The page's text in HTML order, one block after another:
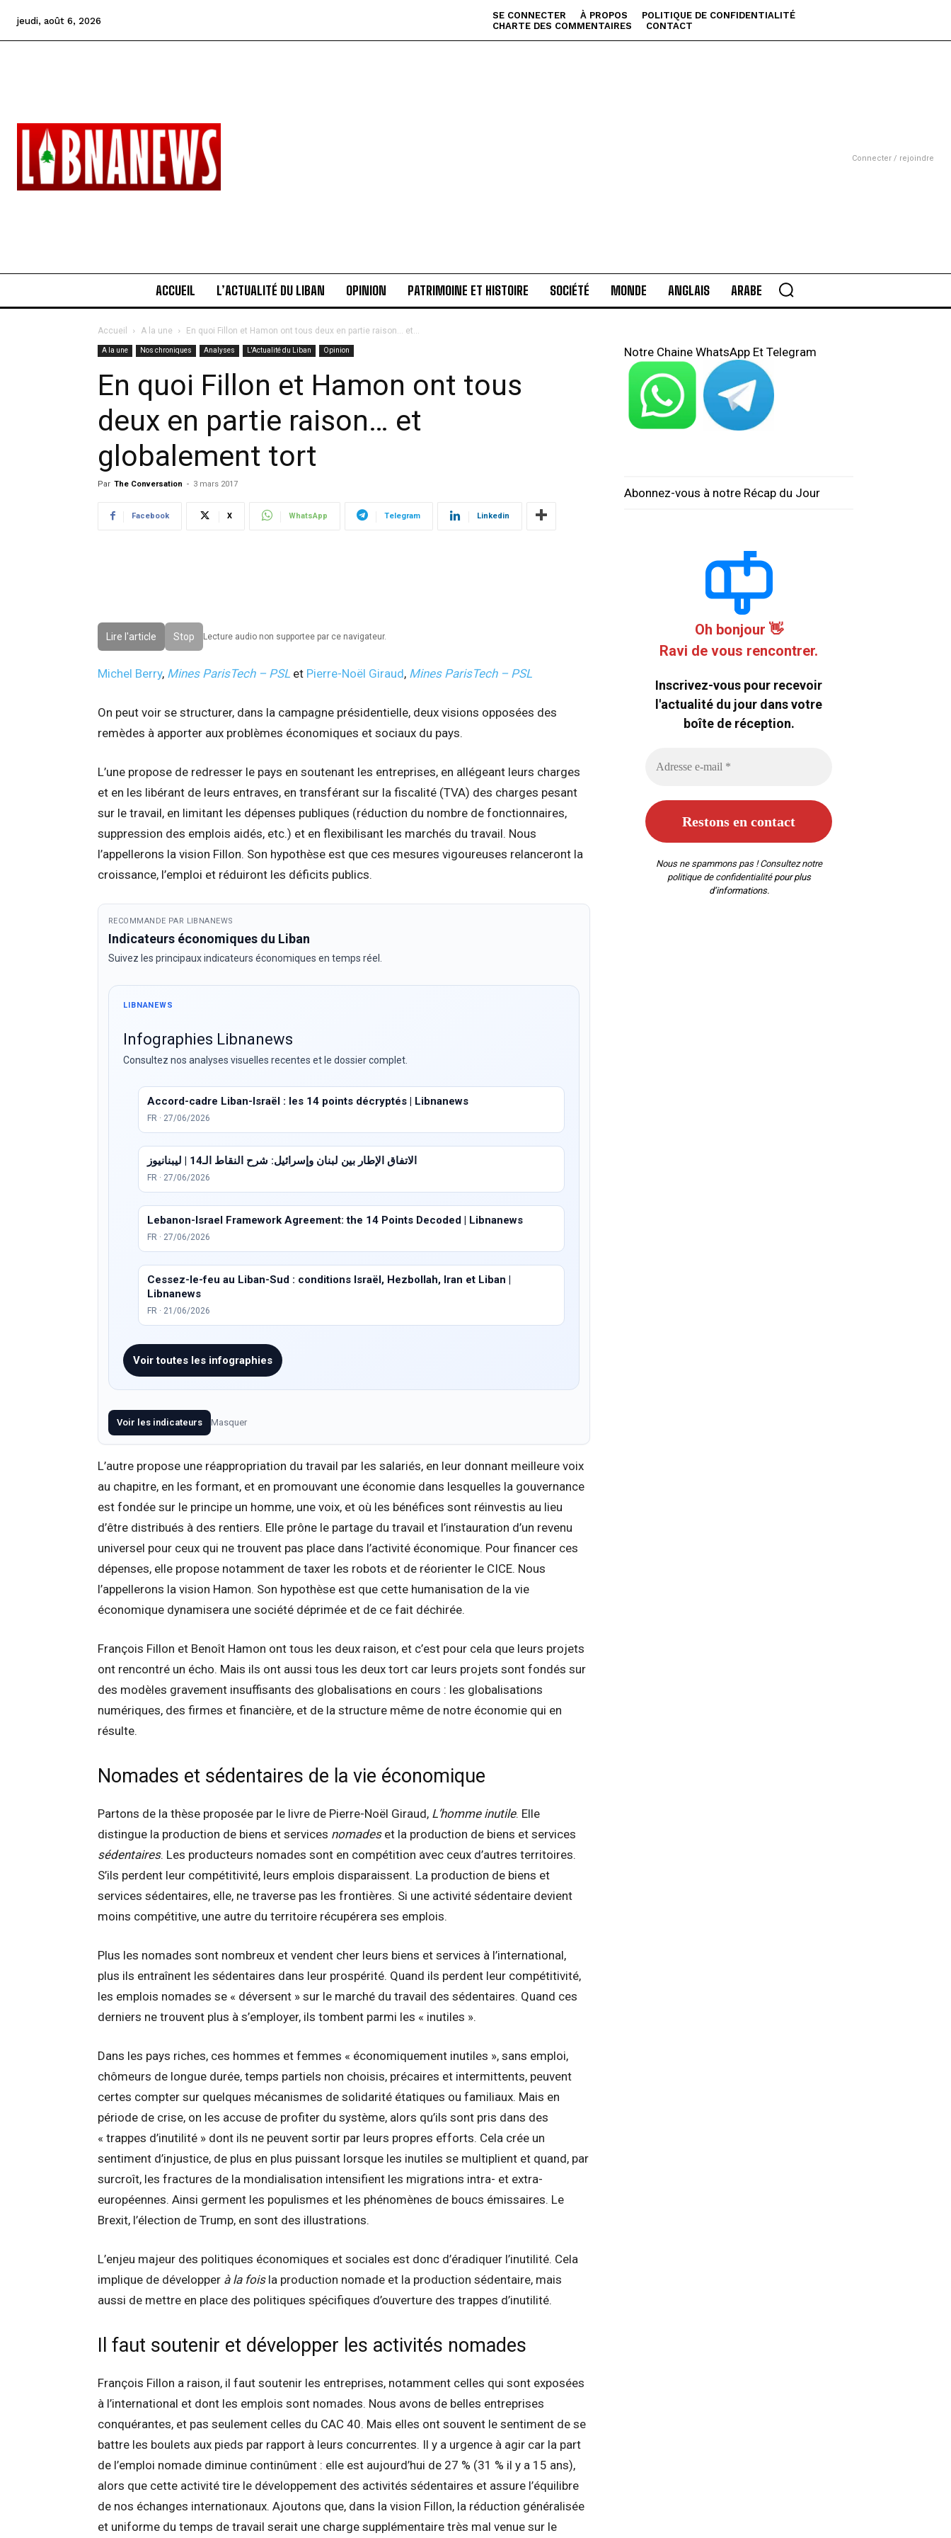
jeudi, août 6, 2026 SE CONNECTER À PROPOS
POLITIQUE DE CONFIDENTIALITÉ
CHARTE DES COMMENTAIRES
CONTACT
Connecter / rejoindre
ACCUEIL L’ACTUALITÉ DU LIBAN OPINION PATRIMOINE ET HISTOIRE SOCIÉTÉ MONDE ANGLAIS ARABE
Accueil A la une En quoi Fillon et Hamon ont tous deux en partie raison… et...
A la une Nos chroniques Analyses L'Actualité du Liban Opinion
En quoi Fillon et Hamon ont tous
deux en partie raison… et
globalement tort
Par The Conversation - 3 mars 2017
Facebook X WhatsApp Telegram Linkedin
Lire l'article Stop Lecture audio non supportee par ce navigateur.
Michel Berry, Mines ParisTech – PSL et Pierre-Noël Giraud, Mines ParisTech – PSL
On peut voir se structurer, dans la campagne présidentielle, deux visions opposées des
remèdes à apporter aux problèmes économiques et sociaux du pays.
L’une propose de redresser le pays en soutenant les entreprises, en allégeant leurs charges
et en les libérant de leurs entraves, en transférant sur la fiscalité (TVA) des charges pesant
sur le travail, en limitant les dépenses publiques (réduction du nombre de fonctionnaires,
suppression des emplois aidés, etc.) et en flexibilisant les marchés du travail. Nous
l’appellerons la vision Fillon. Son hypothèse est que ces mesures vigoureuses relanceront la
croissance, l’emploi et réduiront les déficits publics.
RECOMMANDE PAR LIBNANEWS
Indicateurs économiques du Liban
Suivez les principaux indicateurs économiques en temps réel.
LIBNANEWS
Infographies Libnanews
Consultez nos analyses visuelles recentes et le dossier complet.
Accord-cadre Liban-Israël : les 14 points décryptés | Libnanews
FR · 27/06/2026
الاتفاق الإطار بين لبنان وإسرائيل: شرح النقاط الـ14 | ليبنانيوز
FR · 27/06/2026
Lebanon-Israel Framework Agreement: the 14 Points Decoded | Libnanews
FR · 27/06/2026
Cessez-le-feu au Liban-Sud : conditions Israël, Hezbollah, Iran et Liban |
Libnanews
FR · 21/06/2026
Voir toutes les infographies
Voir les indicateurs Masquer
L’autre propose une réappropriation du travail par les salariés, en leur donnant meilleure voix
au chapitre, en les formant, et en promouvant une économie dans lesquelles la gouvernance
est fondée sur le principe un homme, une voix, et où les bénéfices sont réinvestis au lieu
d’être distribués à des rentiers. Elle prône le partage du travail et l’instauration d’un revenu
universel pour ceux qui ne trouvent pas place dans l’activité économique. Pour financer ces
dépenses, elle propose notamment de taxer les robots et de réorienter le CICE. Nous
l’appellerons la vision Hamon. Son hypothèse est que cette humanisation de la vie
économique dynamisera une société déprimée et de ce fait déchirée.
François Fillon et Benoît Hamon ont tous les deux raison, et c’est pour cela que leurs projets
ont rencontré un écho. Mais ils ont aussi tous les deux tort car leurs projets sont fondés sur
des modèles gravement insuffisants des globalisations en cours : les globalisations
numériques, des firmes et financière, et de la structure même de notre économie qui en
résulte.
Nomades et sédentaires de la vie économique
Partons de la thèse proposée par le livre de Pierre-Noël Giraud, L’homme inutile. Elle
distingue la production de biens et services nomadeset la production de biens et services
sédentaires. Les producteurs nomades sont en compétition avec ceux d’autres territoires.
S’ils perdent leur compétitivité, leurs emplois disparaissent. La production de biens et
services sédentaires, elle, ne traverse pas les frontières. Si une activité sédentaire devient
moins compétitive, une autre du territoire récupérera ses emplois.
Plus les nomades sont nombreux et vendent cher leurs biens et services à l’international,
plus ils entraînent les sédentaires dans leur prospérité. Quand ils perdent leur compétitivité,
les emplois nomades se « déversent » sur le marché du travail des sédentaires. Quand ces
derniers ne trouvent plus à s’employer, ils tombent parmi les « inutiles ».
Dans les pays riches, ces hommes et femmes « économiquement inutiles », sans emploi,
chômeurs de longue durée, temps partiels non choisis, précaires et intermittents, peuvent
certes compter sur quelques mécanismes de solidarité étatiques ou familiaux. Mais en
période de crise, on les accuse de profiter du système, alors qu’ils sont pris dans des
« trappes d’inutilité » dont ils ne peuvent sortir par leurs propres efforts. Cela crée un
sentiment d’injustice, de plus en plus puissant lorsque les inutiles se multiplient et quand, par
surcroît, les fractures de la mondialisation intensifient les migrations intra- et extra-
européennes. Ainsi germent les populismes et les phénomènes de boucs émissaires. Le
Brexit, l’élection de Trump, en sont des illustrations.
L’enjeu majeur des politiques économiques et sociales est donc d’éradiquer l’inutilité. Cela
implique de développer à la foisla production nomade et la production sédentaire, mais
aussi de mettre en place des politiques spécifiques d’ouverture des trappes d’inutilité.
Il faut soutenir et développer les activités nomades
François Fillon a raison, il faut soutenir les entreprises, notamment celles qui sont exposées
à l’international et dont les emplois sont nomades. Nous avons de belles entreprises
conquérantes, et pas seulement celles du CAC 40. Mais elles ont souvent le sentiment de se
battre les boulets aux pieds par rapport à leurs concurrentes. Il y a urgence à agir car la part
de l’emploi nomade diminue continûment : elle est aujourd’hui de 27 % (31 % il y a 15 ans),
alors que cette activité tire le développement des activités sédentaires et assure l’équilibre
de nos échanges internationaux. Ajoutons que, dans la vision Fillon, la réduction généralisée
et uniforme du temps de travail serait une charge supplémentaire très mal venue sur le
Notre Chaine WhatsApp Et Telegram
Abonnez-vous à notre Récap du Jour
Oh bonjour 👋
Ravi de vous rencontrer.
Inscrivez-vous pour recevoir
l'actualité du jour dans votre
boîte de réception.
Nous ne spammons pas ! Consultez notre
politique de confidentialitépour plus
d’informations.